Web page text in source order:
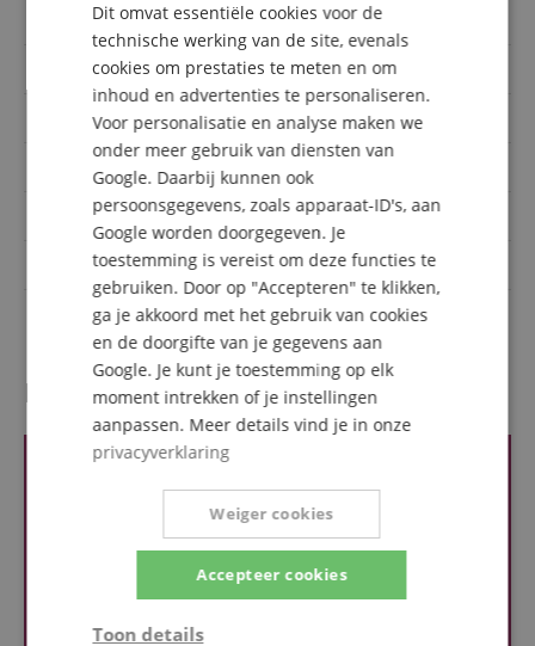
Dynamisch
Ingangen XLR
Ontwerp voor statief
Aantal ingangskanalen
Microfoon-ingang Ja, mit Phantomspeisung
max. sampling rate 24 bit / 48.0 kHz
Voordelige set met Zender
Recensies van klanten
SPANISH
Dit omvat essentiële cookies voor de
technische werking van de site, evenals
cookies om prestaties te meten en om
inhoud en advertenties te personaliseren.
Voor personalisatie en analyse maken we
onder meer gebruik van diensten van
Google. Daarbij kunnen ook
persoonsgegevens, zoals apparaat-ID's, aan
Google worden doorgegeven. Je
toestemming is vereist om deze functies te
gebruiken. Door op "Accepteren" te klikken,
ga je akkoord met het gebruik van cookies
en de doorgifte van je gegevens aan
Google. Je kunt je toestemming op elk
moment intrekken of je instellingen
aanpassen. Meer details vind je in onze
privacyverklaring
Accepteer cookies
Weiger cookies
Toon details